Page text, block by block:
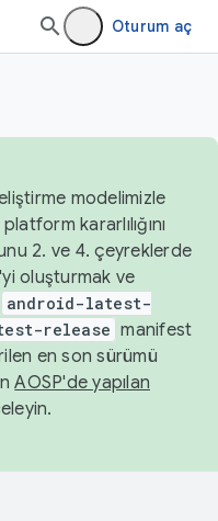
Oturum aç
modelimizle
kararlılığını
2. ve 4. çeyreklerde
oluşturmak ve
android-latest-
release manifest
en son sürümü
AOSP'de yapılan